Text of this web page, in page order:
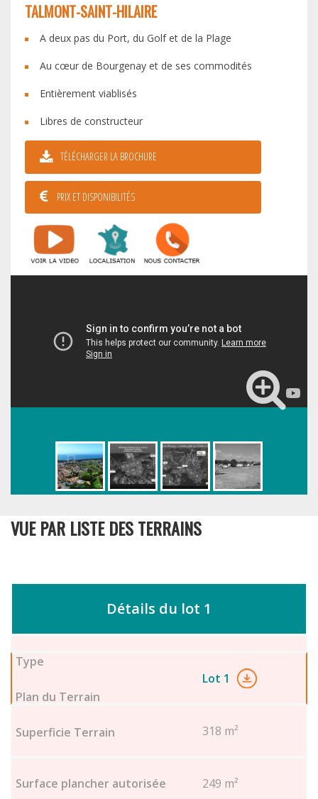
TALMONT-SAINT-HILAIRE
A deux pas du Port, du Golf et de la Plage
Au cœur de Bourgenay et de ses commodités
Entièrement viablisés
Libres de constructeur
TÉLÉCHARGER LA BROCHURE
PRIX ET DISPONIBILITÉS
VUE PAR LISTE DES TERRAINS
Détails du lot 1
Lot 1
318 m²
249 m²